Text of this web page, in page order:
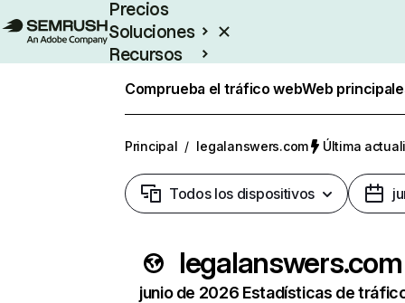
Precios
Soluciones
Recursos
Comprueba el tráfico webWeb
Principal / legalanswers.com Última
Todos los dispositivos
legalanswers.com
junio de 2026 Estadísticas de